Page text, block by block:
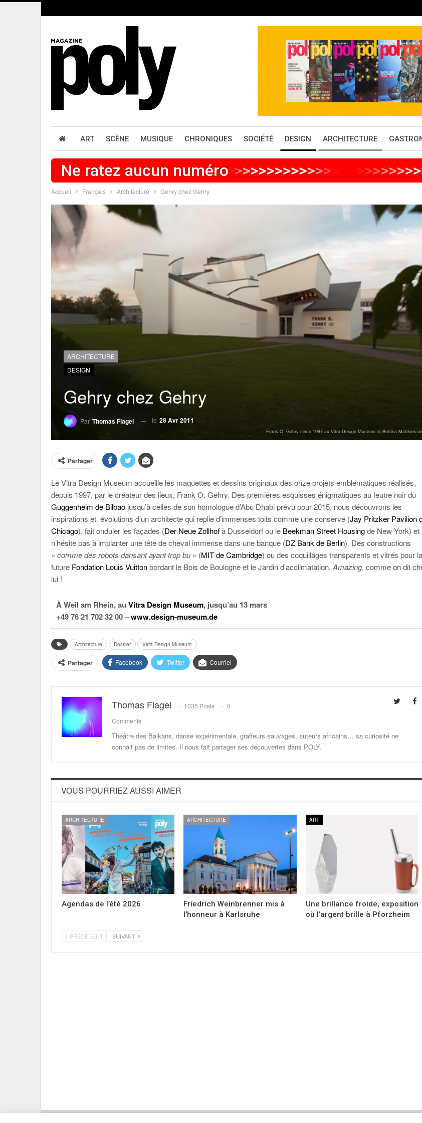
ART SCÈNE MUSIQUE CHRONIQUES SOCIÉTÉ DESIGN ARCHITECTURE
Ne ratez aucun numéro>>>>>>>>>>>>> >>>>>>
Accueil Français Architecture Gehry chez Gehry
ARCHITECTURE
DESIGN
Gehry chez Gehry
Par Thomas Flagel le 28 Avr 2011
Frank O. Gehry since 1997 au Vitra Design Museum © Bettina
Partager
Le Vitra Design Museum accueille les maquettes et dessins originaux des onze projets emblématiques réalisés,
depuis 1997, par le créateur des lieux, Frank O. Gehry. Des premières esquisses énigmatiques au feutre noir du
Guggenheim de Bilbao jusqu’à celles de son homologue d’Abu Dhabi prévu pour 2015, nous découvrons les
inspirations et évolutions d’un architecte qui replie d’immenses toits comme une conserve (Jay Pritzker Pavilion
Chicago), fait onduler les façades (Der Neue Zollhofà Dusseldorf ou le Beekman Street Housingde New York) et
n’hésite pas à implanter une tête de cheval immense dans une banque (DZ Bank de Berlin). Des constructions
« comme des robots dansant ayant trop bu » (MIT de Cambridge) ou des coquillages transparents et vitrés pour la
future Fondation Louis Vuittonbordant le Bois de Boulogne et le Jardin d’acclimatation. Amazing, comme on dit
lui !
À Weil am Rhein, au Vitra Design Museum, jusqu’au 13 mars
+49 76 21 702 32 00 –www.design-museum.de
Architecture Dossier Vitra Design Museum
Partager Facebook Twitter Courriel
Thomas Flagel 1035 Posts
0
Comments
Théâtre des Balkans, danse expérimentale, graffeurs sauvages, auteurs africains… sa curiosité ne
connait pas de limites. Il nous fait partager ses découvertes dans POLY.
VOUS POURRIEZ AUSSI AIMER
ARCHITECTURE
Agendas de l’été 2026
ARCHITECTURE
Friedrich Weinbrenner mis à
l’honneur à Karlsruhe
ART
Une brillance froide, exposition
où l’argent brille à Pforzheim
PRÉCÉDENT SUIVANT